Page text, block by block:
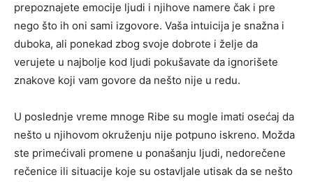
prepoznajete emocije ljudi i njihove namere čak i pre
nego što ih oni sami izgovore. Vaša intuicija je snažna i
duboka, ali ponekad zbog svoje dobrote i želje da
verujete u najbolje kod ljudi pokušavate da ignorišete
znakove koji vam govore da nešto nije u redu.
U poslednje vreme mnoge Ribe su mogle imati osećaj da
nešto u njihovom okruženju nije potpuno iskreno. Možda
ste primećivali promene u ponašanju ljudi, nedorečene
rečenice ili situacije koje su ostavljale utisak da se nešto